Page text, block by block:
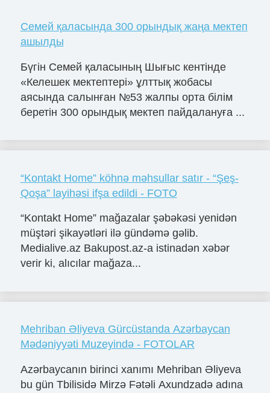
Семей қаласында 300 орындық жаңа мектеп
ашылды
Бүгін Семей қаласының Шығыс кентінде
«Келешек мектептері» ұлттық жобасы
аясында салынған №53 жалпы орта білім
беретін 300 орындық мектеп пайдалануға ...
“Kontakt Home” köhnə məhsullar satır - “Şeş-
Qoşa” layihəsi ifşa edildi - FOTO
“Kontakt Home” mağazalar şəbəkəsi yenidən
müştəri şikayətləri ilə gündəmə gəlib.
Medialive.az Bakupost.az-a istinadən xəbər
verir ki, alıcılar mağaza...
Mehriban Əliyeva Gürcüstanda Azərbaycan
Mədəniyyəti Muzeyində - FOTOLAR
Azərbaycanın birinci xanımı Mehriban Əliyeva
bu gün Tbilisidə Mirzə Fətəli Axundzadə adına